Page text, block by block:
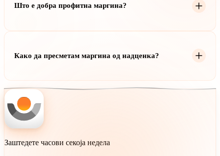
маргина.
Што е добра профитна маргина?
Како да пресметам маргина од надценка?
Маргина = Надценка / (100 + Надценка) × 100. На пример, 50%
надценка дава: 50 / 150 × 100 = 33,3% маргина.
Заштедете часови секоја недела